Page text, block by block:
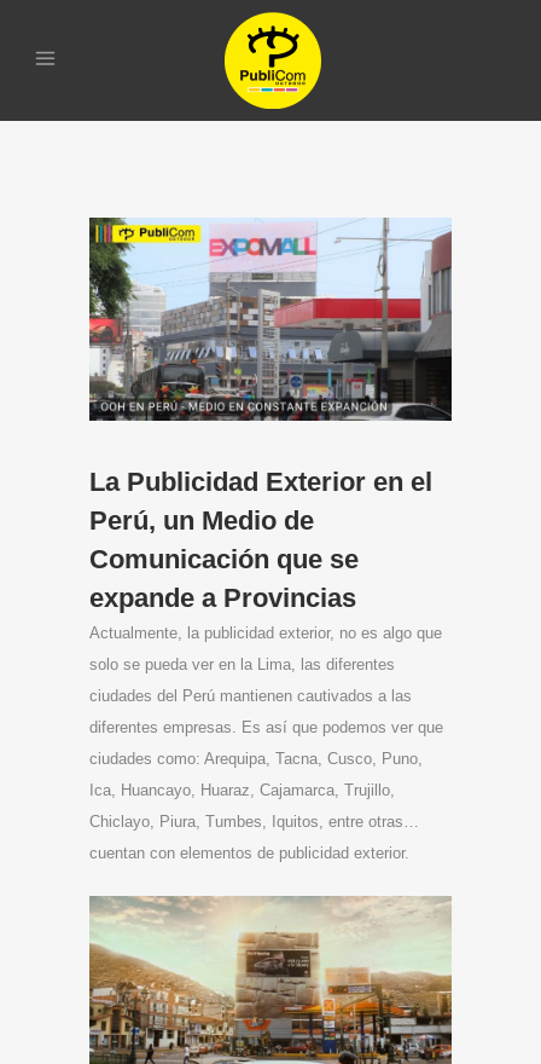
de Comunicación que
se expande a
Provincias
La Publicidad Exterior en el
Perú, un Medio de
Comunicación que se
expande a Provincias
Actualmente, la publicidad exterior, no es algo que
solo se pueda ver en la Lima, las diferentes
ciudades del Perú mantienen cautivados a las
diferentes empresas. Es así que podemos ver que
ciudades como: Arequipa, Tacna, Cusco, Puno,
Ica, Huancayo, Huaraz, Cajamarca, Trujillo,
Chiclayo, Piura, Tumbes, Iquitos, entre otras…
cuentan con elementos de publicidad exterior.